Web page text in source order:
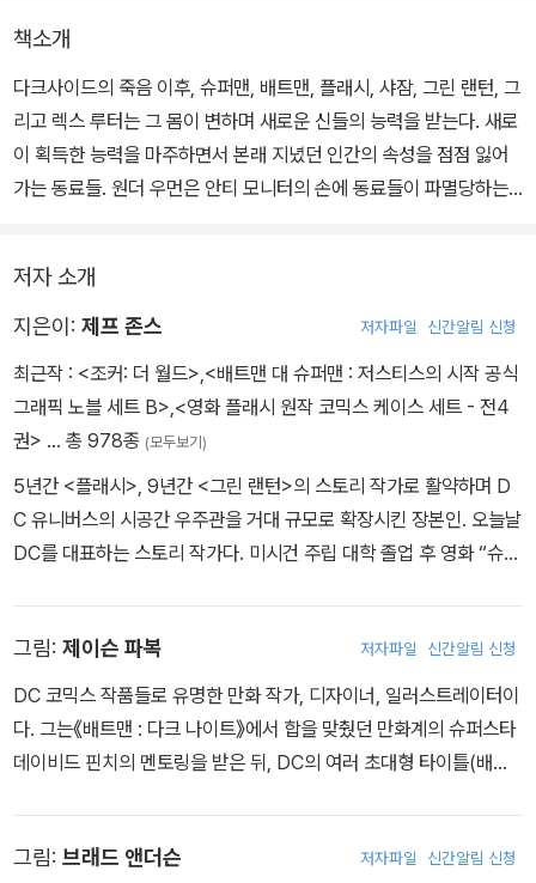
책소개
다크사이드의 죽음 이후, 슈퍼맨, 배트맨, 플래시, 샤잠, 그린 랜턴, 그
리고 렉스 루터는 그 몸이 변하며 새로운 신들의 능력을 받는다. 새로
이 획득한 능력을 마주하면서 본래 지녔던 인간의 속성을 점점 잃어
가는 동료들. 원더 우먼은 안티 모니터의 손에 동료들이 파멸당하는
라임 신디케이트라 할지라도!
저자 소개
지은이: 제프 존스 저자파일 신간알림 신청
최근작 : <조커: 더 월드>,<배트맨 대 슈퍼맨 : 저스티스의 시작 공식
그래픽 노블 세트 B>,<영화 플래시 원작 코믹스 케이스 세트 - 전4
권> … 총 978종 (모두보기)
5년간 <플래시>, 9년간 <그린 랜턴>의 스토리 작가로 활약하며 D
C 유니버스의 시공간 우주관을 거대 규모로 확장시킨 장본인. 오늘날
DC를 대표하는 스토리 작가다. 미시건 주립 대학 졸업 후 영화 “슈퍼
토리를 쓰기 시작했다. “다크나이트” 등 할리우드 대작 슈퍼 히어로
영화의 시나리오 작가로 유명한 데이비드 S. 고이어와 JSA 만화 시
리즈를 공동 집필한 바 있으며 “스몰빌”, “애로우” 등 슈퍼 히어로 미
드의 주요 에피소드에도 참여하는 등 미디어를 넘나들며 활약하고 있
그림: 제이슨 파복 저자파일 신간알림 신청
DC 코믹스 작품들로 유명한 만화 작가, 디자이너, 일러스트레이터이
다. 그는《배트맨 : 다크 나이트》에서 합을 맞췄던 만화계의 슈퍼스타
데이비드 핀치의 멘토링을 받은 뒤, DC의 여러 초대형 타이틀(배트
티스 리그 시리즈에 참여해 작품적, 상업적으로 성공한 “다크사이드
그림: 브래드 앤더슨 저자파일 신간알림 신청